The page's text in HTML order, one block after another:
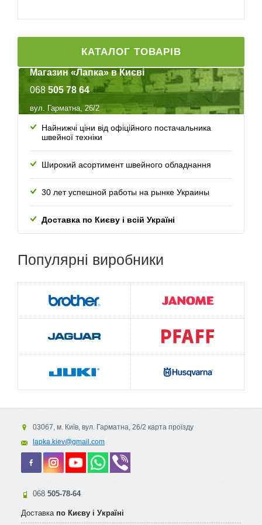
мягкий чохол в комплекті
Приставний стіл для розширення робочої поверхні
КАТАЛОГ ТОВАРІВ
Магазин «Лапка» в Києві
068 505 78 64
вул. Гарматна, 26/2
Найнижчі ціни від офіційного постачальника
швейної техніки
Широкий асортимент швейного обладнання
30 лет успешной работы на рынке Украины
Доставка по Києву і всій Україні
Популярні виробники
03067, м. Київ, вул. Гарматна, 26/2 карта проїзду
lapka.kiev@gmail.com
068 505-78-64
Доставка по Києву і Україні